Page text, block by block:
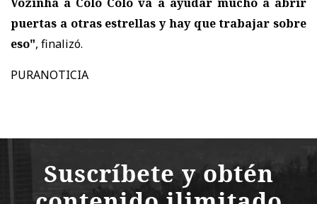
puertas a otras estrellas y hay que trabajar sobre
eso", finalizó.
PURANOTICIA